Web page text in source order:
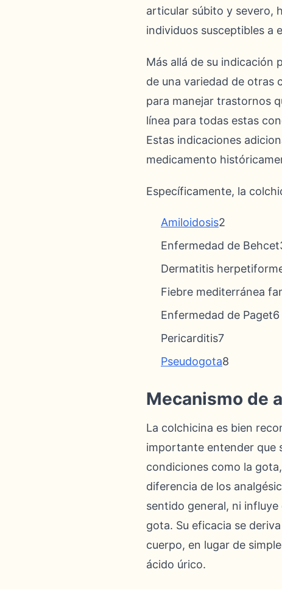
articular súbito y severo,
individuos susceptibles a
Más allá de su indicación
de una variedad de otras
para manejar trastornos
línea para todas estas
Estas indicaciones
medicamento
Específicamente, la
Amiloidosis2
Enfermedad de
Dermatitis
Fiebre mediterránea
Enfermedad de Paget6
Pericarditis7
Pseudogota8
Mecanismo de
La colchicina es bien
importante entender que
condiciones como la
diferencia de los
sentido general, ni
gota. Su eficacia se
cuerpo, en lugar de
ácido úrico.